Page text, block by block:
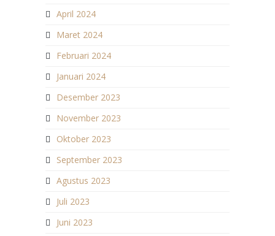
April 2024
Maret 2024
Februari 2024
Januari 2024
Desember 2023
November 2023
Oktober 2023
September 2023
Agustus 2023
Juli 2023
Juni 2023